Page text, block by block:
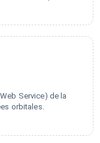
Service) de la
orbitales.